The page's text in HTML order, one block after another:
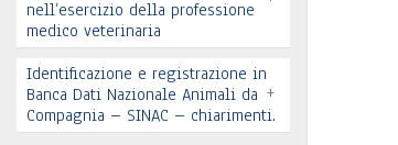
Leggi tutto
nell’esercizio della professione
medico veterinaria
In allegato si pubblica lettera
pervenuta
Identificazione e registrazione in
Banca Dati Nazionale Animali da
Compagnia – SINAC – chiarimenti.
+